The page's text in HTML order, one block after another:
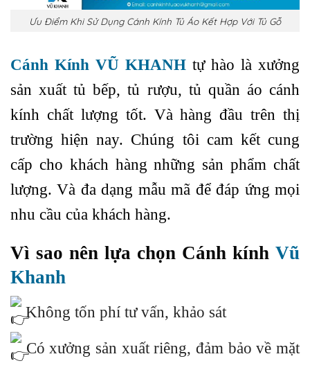
Ưu Điểm Khi Sử Dụng Cánh Kính Tủ Áo Kết Hợp Với Tủ Gỗ
Cánh Kính VŨ KHANH tự hào là xưởng
sản xuất tủ bếp, tủ rượu, tủ quần áo cánh
kính chất lượng tốt. Và hàng đầu trên thị
trường hiện nay. Chúng tôi cam kết cung
cấp cho khách hàng những sản phẩm chất
lượng. Và đa dạng mẫu mã để đáp ứng mọi
nhu cầu của khách hàng.
Vì sao nên lựa chọn Cánh kính Vũ
Khanh
Không tốn phí tư vấn, khảo sát
Có xưởng sản xuất riêng, đảm bảo về mặt